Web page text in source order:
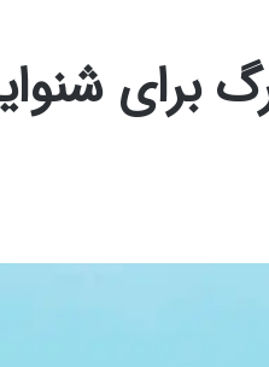
برای